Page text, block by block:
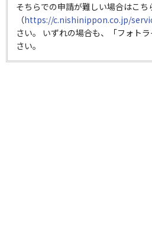
そちらでの申請が難しい場合はこち
（https://c.nishinippon.co.jp/
さい。 いずれの場合も、「フォト
さい。